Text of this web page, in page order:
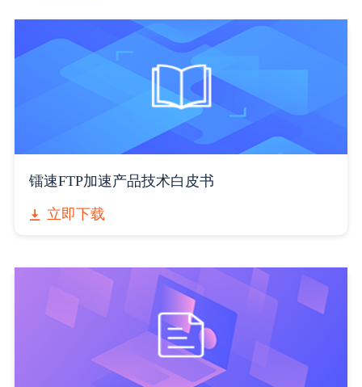
镭速FTP加速产品技术白皮书
立即下载